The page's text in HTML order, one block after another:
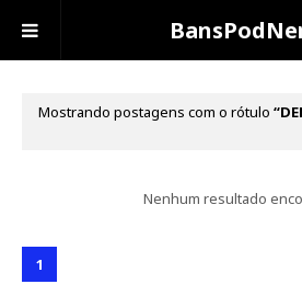
Mostrando postagens com o rótulo
Nenhum resultado
1